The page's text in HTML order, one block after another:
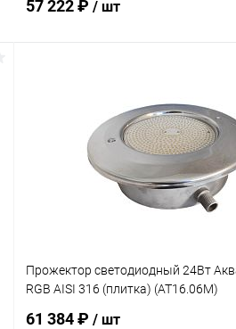
57 222 ₽ / шт
В избранное
К сравнению Под
Прожектор cветодиодный 24Вт
RGB AISI 316 (плитка) (AT16.06M)
61 384 ₽ / шт